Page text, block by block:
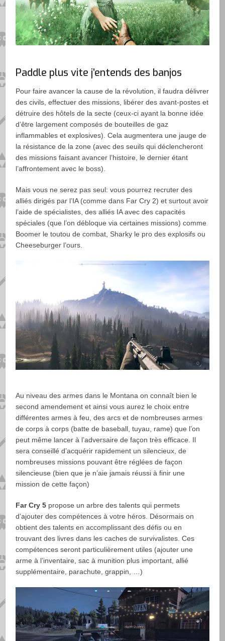
Paddle plus vite j’entends des banjos
Pour faire avancer la cause de la révolution, il faudra délivrer
des civils, effectuer des missions, libérer des avant-postes et
détruire des hôtels de la secte (ceux-ci ayant la bonne idée
d’être largement composés de bouteilles de gaz
inflammables et explosives). Cela augmentera une jauge de
la résistance de la zone (avec des seuils qui déclencheront
des missions faisant avancer l’histoire, le dernier étant
l’affrontement avec le boss).
Mais vous ne serez pas seul: vous pourrez recruter des
alliés dirigés par l’IA (comme dans Far Cry 2) et surtout avoir
l’aide de spécialistes, des alliés IA avec des capacités
spéciales (que l’on débloque via certaines missions) comme
Boomer le toutou de combat, Sharky le pro des explosifs ou
Cheeseburger l’ours.
Au niveau des armes dans le Montana on connaît bien le
second amendement et ainsi vous aurez le choix entre
différentes armes à feu, des arcs et de nombreuses armes
de corps à corps (batte de baseball, tuyau, rame) que l’on
peut même lancer à l’adversaire de façon très efficace. Il
sera conseillé d’acquérir rapidement un silencieux, de
nombreuses missions pouvant être réglées de façon
silencieuse (bien que je n’aie jamais réussi à finir une
mission de cette façon)
Far Cry 5 propose un arbre des talents qui permets
d’ajouter des compétences à votre héros. Désormais on
obtient des talents en accomplissant des défis ou en
trouvant des livres dans les caches de survivalistes. Ces
compétences seront particulièrement utiles (ajouter une
arme à l’inventaire, sac à munition plus important, allié
supplémentaire, parachute, grappin, …)